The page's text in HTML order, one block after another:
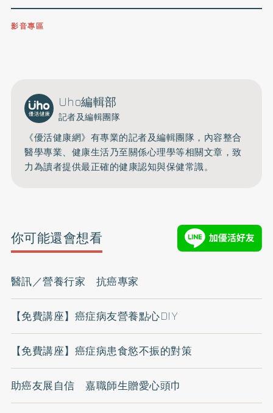
影音專區
Uho編輯部
記者及編輯團隊
《優活健康網》有專業的記者及編輯團隊，內容整合
醫學專業、健康生活乃至關係心理學等相關文章，致
力為讀者提供最正確的健康認知與保健常識。
你可能還會想看
醫訊／營養行家 抗癌專家
【免費講座】癌症病友營養點心DIY
【免費講座】癌症病患食慾不振的對策
助癌友展自信 嘉職師生贈愛心頭巾